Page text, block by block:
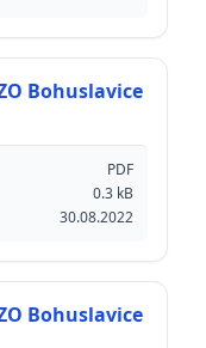
Bohuslavice
PDF
0.3 kB
30.08.2022
Bohuslavice